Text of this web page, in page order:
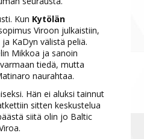
Kun Kytölän
Viroon julkaistiin,
KaDyn välistä peliä.
Mikkoa ja sanoin
tiedä, mutta
naurahtaa.
Hän ei aluksi tainnut
sitten keskustelua
siitä olin jo Baltic